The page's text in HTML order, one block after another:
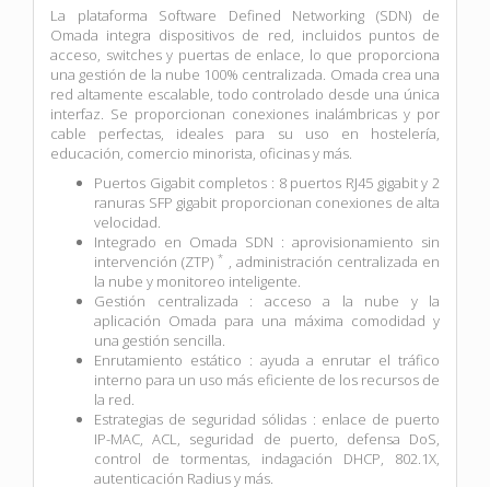
La plataforma Software Defined Networking (SDN) de
Omada integra dispositivos de red, incluidos puntos de
acceso, switches y puertas de enlace, lo que proporciona
una gestión de la nube 100% centralizada. Omada crea una
red altamente escalable, todo controlado desde una única
interfaz. Se proporcionan conexiones inalámbricas y por
cable perfectas, ideales para su uso en hostelería,
educación, comercio minorista, oficinas y más.
Puertos Gigabit completos : 8 puertos RJ45 gigabit y 2
ranuras SFP gigabit proporcionan conexiones de alta
velocidad.
Integrado en Omada SDN : aprovisionamiento sin
intervención (ZTP)* , administración centralizada en
la nube y monitoreo inteligente.
Gestión centralizada : acceso a la nube y la
aplicación Omada para una máxima comodidad y
una gestión sencilla.
Enrutamiento estático : ayuda a enrutar el tráfico
interno para un uso más eficiente de los recursos de
la red.
Estrategias de seguridad sólidas : enlace de puerto
IP-MAC, ACL, seguridad de puerto, defensa DoS,
control de tormentas, indagación DHCP, 802.1X,
autenticación Radius y más.